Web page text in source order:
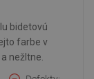
bidetovú
farbe v
nežltne.